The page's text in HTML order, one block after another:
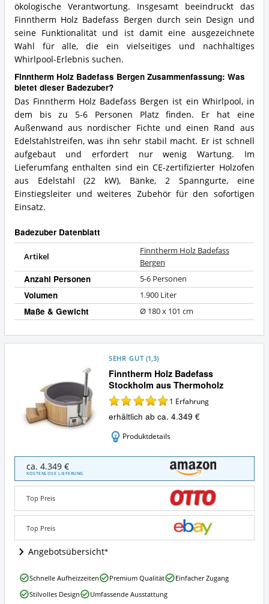
ökologische Verantwortung. Insgesamt beeindruckt das
Finntherm Holz Badefass Bergen durch sein Design und
seine Funktionalität und ist damit eine ausgezeichnete
Wahl für alle, die ein vielseitiges und nachhaltiges
Whirlpool-Erlebnis suchen.
Finntherm Holz Badefass Bergen Zusammenfassung: Was
bietet dieser Badezuber?
Das Finntherm Holz Badefass Bergen ist ein Whirlpool, in
dem bis zu 5-6 Personen Platz finden. Er hat eine
Außenwand aus nordischer Fichte und einen Rand aus
Edelstahlstreifen, was ihn sehr stabil macht. Er ist schnell
aufgebaut und erfordert nur wenig Wartung. Im
Lieferumfang enthalten sind ein CE-zertifizierter Holzofen
aus Edelstahl (22 kW), Bänke, 2 Spanngurte, eine
Einstiegsleiter und weiteres Zubehör für den sofortigen
Einsatz.
Badezuber Datenblatt
Artikel
Finntherm Holz Badefass
Bergen
Anzahl Personen 5-6 Personen
Volumen 1.900 Liter
Maße & Gewicht Ø 180 x 101 cm
Finntherm Holz Badefass
Stockholm aus Thermoholz
SEHR GUT (1,3)
1 Erfahrung
erhältlich ab ca. 4.349 €
Produktdetails
Finntherm
Holz
Badefass
Stockholm
Thermoholz
Angebote:
Wo
ist
dieser
erhältlich?
ca. 4.349 €
KOSTENLOSE LIEFERUNG
Top Preis
Top Preis
Angebotsübersicht
Finntherm
Holz
Badefass
Schnelle Aufheizzeiten Premium Qualität
Einfacher Zugang
Stilvolles Design
Umfassende Ausstattung